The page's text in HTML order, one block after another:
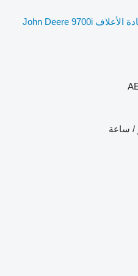
حصادة الأعلاف John Deere 9700i